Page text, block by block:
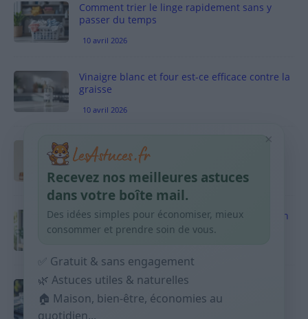
Comment trier le linge rapidement sans y
passer du temps
10 avril 2026
Vinaigre blanc et four est-ce efficace contre la
graisse
10 avril 2026
Taches pigmentaires : routine simple +
habitudes qui aident
9 avril 2026
Produits ménagers : comment économiser en
courses sans acheter 10 sprays
Budget mensuel : méthode rapide pour
répartir son salaire dès le jour de paie
×
Recevez nos meilleures astuces
dans votre boîte mail.
Des idées simples pour économiser, mieux
consommer et prendre soin de vous.
✅ Gratuit & sans engagement
🌿 Astuces utiles & naturelles
🏠 Maison, bien-être, économies au
quotidien...